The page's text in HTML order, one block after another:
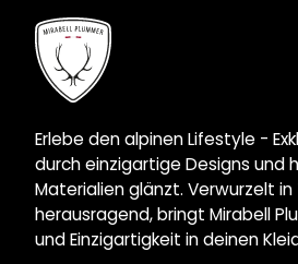
Mirabell
Plummer
Erlebe den alpinen Lifestyle -
durch einzigartige Designs und
Materialien glänzt. Verwurzelt in
herausragend, bringt Mirabell
und Einzigartigkeit in deinen